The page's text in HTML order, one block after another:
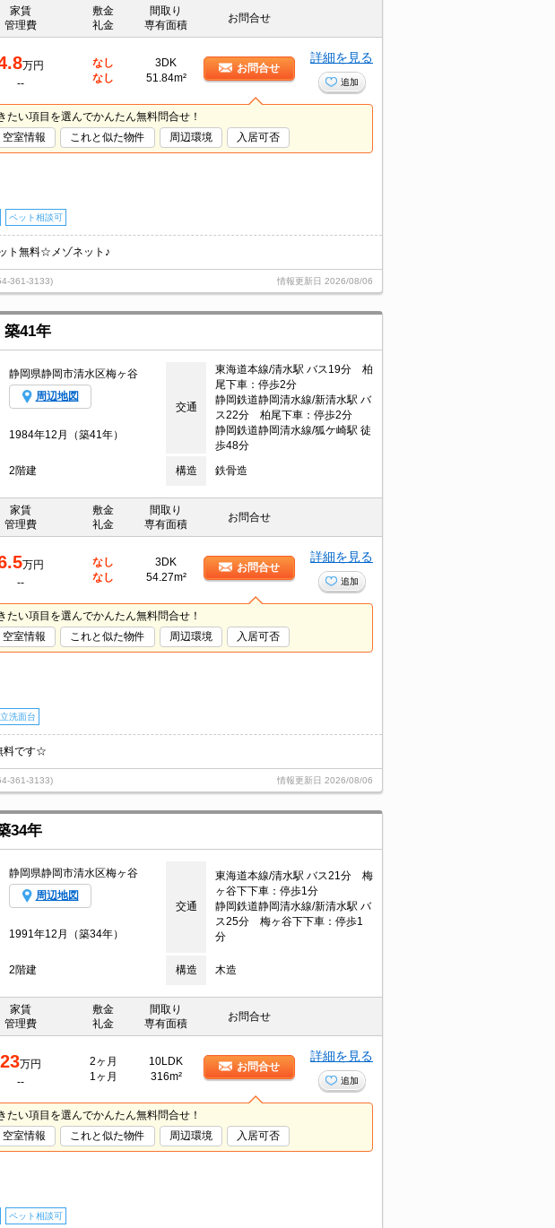
家賃
管理費
敷金
礼金
間取り
専有面積
お問合せ
万円
--
なし
なし
3DK
51.84m²
お問合せ
詳細を見る
追加
たい項目を選んでかんたん無料問合せ！
空室情報 これと似た物件 周辺環境 入居可否
ペット相談可
ト無料☆メゾネット♪
361-3133) 情報更新日 2026/08/06
41年
静岡県静岡市清水区梅ヶ谷
周辺地図
交通
東海道本線/清水駅 バス19分 柏
尾下車：停歩2分
静岡鉄道静岡清水線/新清水駅 バ
ス22分 柏尾下車：停歩2分
静岡鉄道静岡清水線/狐ケ崎駅 徒
歩48分
1984年12月（築41年）
2階建 構造 鉄骨造
家賃
管理費
敷金
礼金
間取り
専有面積
お問合せ
万円
--
なし
なし
3DK
54.27m²
お問合せ
詳細を見る
追加
たい項目を選んでかんたん無料問合せ！
空室情報 これと似た物件 周辺環境 入居可否
洗面台
料です☆
361-3133) 情報更新日 2026/08/06
34年
静岡県静岡市清水区梅ヶ谷
周辺地図
交通
東海道本線/清水駅 バス21分 梅
ヶ谷下下車：停歩1分
静岡鉄道静岡清水線/新清水駅 バ
ス25分 梅ヶ谷下下車：停歩1
分
1991年12月（築34年）
2階建 構造 木造
家賃
管理費
敷金
礼金
間取り
専有面積
お問合せ
23万円
--
2ヶ月
1ヶ月
10LDK
316m²
お問合せ
詳細を見る
追加
たい項目を選んでかんたん無料問合せ！
空室情報 これと似た物件 周辺環境 入居可否
ペット相談可